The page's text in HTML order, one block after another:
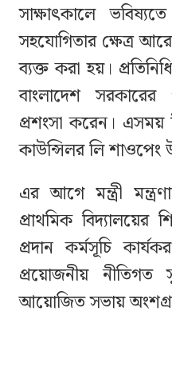
সাক্ষাৎকালে
সহযোগিতার ক্ষেত্র
ব্যক্ত করা হয়।
বাংলাদেশ
প্রশংসা করেন। এসময়
কাউন্সিলর লি শাওপেং
এর আগে মন্ত্রী
প্রাথমিক বিদ্যালয়ের
প্রদান কর্মসূচি
প্রয়োজনীয় নীতিগত
আয়োজিত সভায়